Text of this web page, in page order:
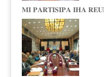
𝐌𝐈 𝐏𝐀𝐑𝐓𝐈𝐒𝐈𝐏𝐀 𝐈𝐇𝐀